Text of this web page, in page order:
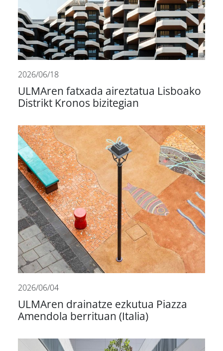
2026/06/18
ULMAren fatxada aireztatua Lisboako
Distrikt Kronos bizitegian
2026/06/04
ULMAren drainatze ezkutua Piazza
Amendola berrituan (Italia)